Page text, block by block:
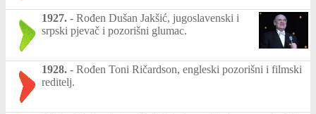
1927. - Rođen Dušan Jakšić, jugoslavenski i
srpski pjevač i pozorišni glumac.
1928. - Rođen Toni Ričardson, engleski pozorišni i filmski
reditelj.